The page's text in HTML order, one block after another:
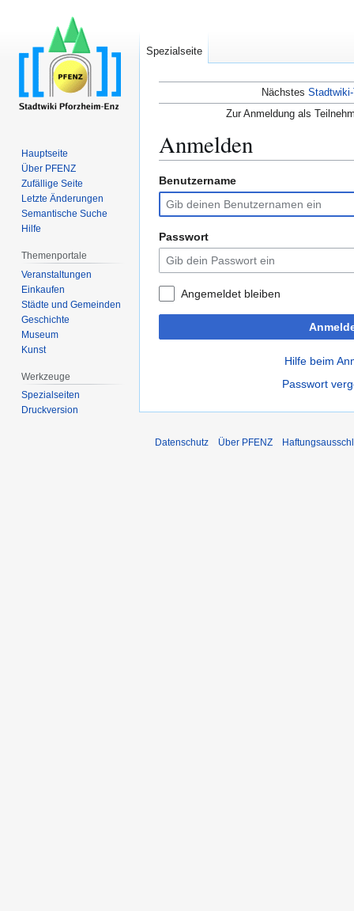
Nächstes
Zur Anmeldung als
Anmelden
Zur
Navigation
springen
Zur
Suche
springen
Benutzername
Passwort
Angemeldet bleiben
Hilfe beim
Passwort
Spezialseite
Hauptseite
Über PFENZ
Zufällige Seite
Letzte Änderungen
Semantische Suche
Hilfe
Themenportale
Veranstaltungen
Einkaufen
Städte und Gemeinden
Geschichte
Museum
Kunst
Werkzeuge
Spezialseiten
Druckversion
Datenschutz Über PFENZ